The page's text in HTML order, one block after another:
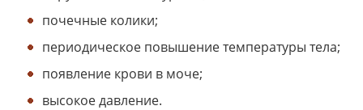
почечные колики;
периодическое повышение температуры тела;
появление крови в моче;
высокое давление.